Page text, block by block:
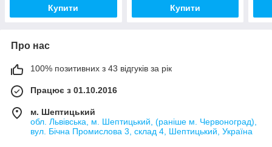
Купити Купити
Про нас
100% позитивних з 43 відгуків за рік
Працює з 01.10.2016
м. Шептицький
обл. Львівська, м. Шептицький, (раніше м. Червоноград),
вул. Бічна Промислова 3, склад 4, Шептицький, Україна